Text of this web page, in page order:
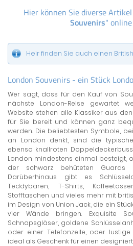
Hier können Sie diverse
Souvenirs"
Heir finden Sie auch einen
London Souvenirs - ein Stück
Wer sagt, dass für den Kauf von
nächste London-Reise gewartet
Website stehen alle Klassiker aus
für Sie bereit und können ganz
werden. Die beliebtesten Symbole,
an London denkt, sind die
ebenso knallroten
London mindestens einmal besteigt,
der schwarz behüteten Guards
Darüberhinaus gibt es
Teddybären, T-Shirts,
Stofftaschen und vieles mehr mit
im Design von Union Jack, die ein
vier Wände bringen. Exquisite
Schnapsgläser, goldene
oder einer Telefonzelle, oder
ideal als Geschenk für einen